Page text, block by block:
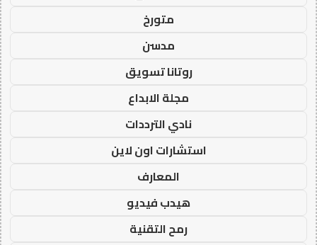
متورخ
مدسن
روتانا تسويق
مجلة الابداع
نادي الترددات
استشارات اون لاين
المعارف
هيدب فيديو
رمح التقنية